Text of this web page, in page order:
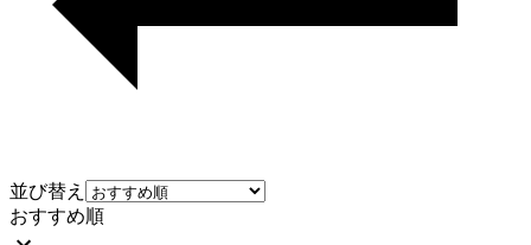
並び替え
おすすめ順